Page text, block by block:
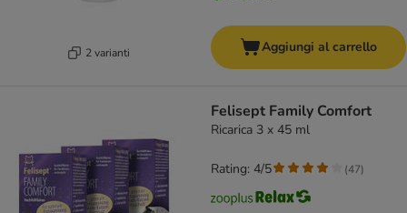
2 varianti Aggiungi al carrello
Felisept Family Comfort
Ricarica 3 x 45 ml
Rating: 4/5 (47)